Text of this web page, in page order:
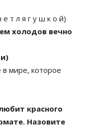
т л я г у ш к о й)
холодов вечно
в мире, которое
красного
Назовите